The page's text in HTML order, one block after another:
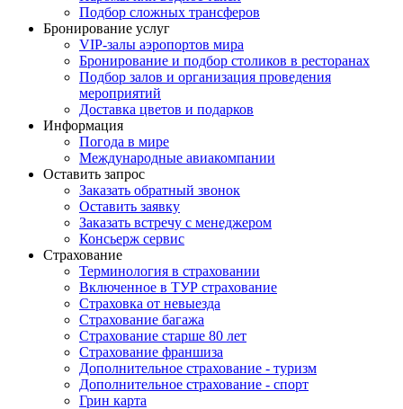
Подбор сложных трансферов
Бронирование услуг
VIP-залы аэропортов мира
Бронирование и подбор столиков в ресторанах
Подбор залов и организация проведения
мероприятий
Доставка цветов и подарков
Информация
Погода в мире
Международные авиакомпании
Оставить запрос
Заказать обратный звонок
Оставить заявку
Заказать встречу с менеджером
Консьерж сервис
Страхование
Терминология в страховании
Включенное в ТУР страхование
Страховка от невыезда
Страхование багажа
Страхование старше 80 лет
Страхование франшиза
Дополнительное страхование - туризм
Дополнительное страхование - спорт
Грин карта